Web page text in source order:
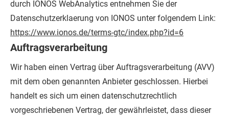
durch IONOS WebAnalytics entnehmen Sie der
Datenschutzerklaerung von IONOS unter folgendem Link:
https://www.ionos.de/terms-gtc/index.php?id=6
Auftragsverarbeitung
Wir haben einen Vertrag über Auftragsverarbeitung (AVV)
mit dem oben genannten Anbieter geschlossen. Hierbei
handelt es sich um einen datenschutzrechtlich
vorgeschriebenen Vertrag, der gewährleistet, dass dieser